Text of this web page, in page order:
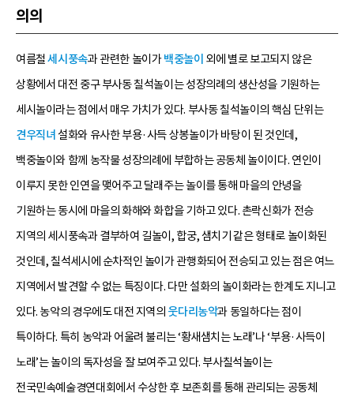
의의
여름철세시풍속과 관련한 놀이가백중놀이 외에 별로 보고되지 않은
상황에서 대전 중구 부사동 칠석놀이는 성장의례의 생산성을 기원하는
세시놀이라는 점에서 매우 가치가 있다. 부사동 칠석놀이의 핵심 단위는
견우직녀 설화와 유사한 부용·사득 상봉놀이가 바탕이 된 것인데,
백중놀이와 함께 농작물 성장의례에 부합하는 공동체 놀이이다. 연인이
이루지 못한 인연을 맺어주고 달래주는 놀이를 통해 마을의 안녕을
기원하는 동시에 마을의 화해와 화합을 기하고 있다. 촌락신화가 전승
지역의 세시풍속과 결부하여 길놀이, 합궁, 샘치기 같은 형태로 놀이화된
것인데, 칠석세시에 순차적인 놀이가 관행화되어 전승되고 있는 점은 여느
지역에서 발견할 수 없는 특징이다. 다만 설화의 놀이화라는 한계도 지니고
있다. 농악의 경우에도 대전 지역의 웃다리농악과 동일하다는 점이
특이하다. 특히 농악과 어울려 불리는 ‘황새샘치는 노래’나 ‘부용·사득이
노래’는 놀이의 독자성을 잘 보여주고 있다. 부사칠석놀이는
전국민속예술경연대회에서 수상한 후 보존회를 통해 관리되는 공동체